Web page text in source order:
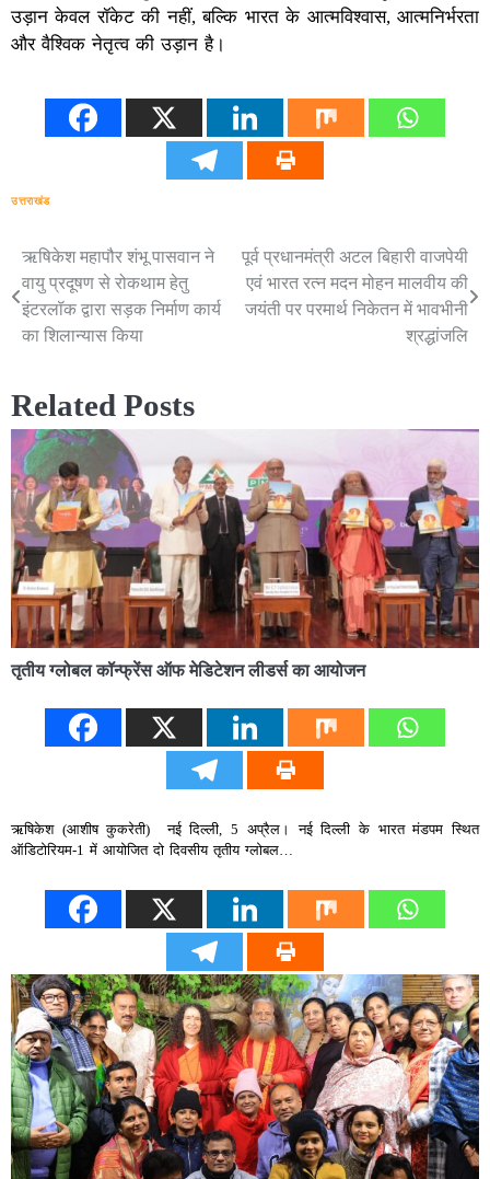
उड़ान केवल रॉकेट की नहीं, बल्कि भारत के आत्मविश्वास, आत्मनिर्भरता
और वैश्विक नेतृत्व की उड़ान है।
उत्तराखंड
Post
navigation
ऋषिकेश महापौर शंभू पासवान ने
वायु प्रदूषण से रोकथाम हेतु
इंटरलॉक द्वारा सड़क निर्माण कार्य
का शिलान्यास किया
पूर्व प्रधानमंत्री अटल बिहारी वाजपेयी
एवं भारत रत्न मदन मोहन मालवीय की
जयंती पर परमार्थ निकेतन में भावभीनी
श्रद्धांजलि
Related Posts
तृतीय ग्लोबल कॉन्फ्रेंस ऑफ मेडिटेशन लीडर्स का आयोजन
ऋषिकेश (आशीष कुकरेती) नई दिल्ली, 5 अप्रैल। नई दिल्ली के भारत मंडपम स्थित
ऑडिटोरियम-1 में आयोजित दो दिवसीय तृतीय ग्लोबल…